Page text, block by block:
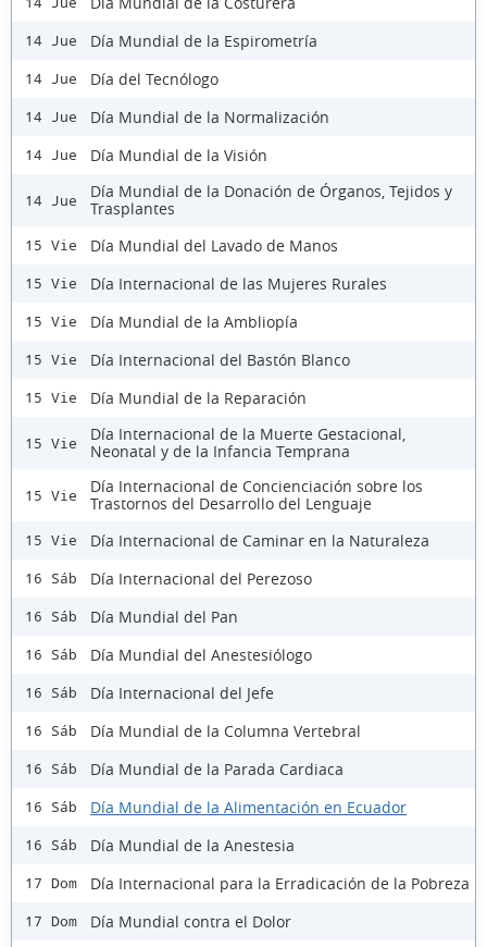
14 Jue Día Mundial de la Espirometría
14 Jue Día del Tecnólogo
14 Jue Día Mundial de la Normalización
14 Jue Día Mundial de la Visión
14 Jue
Día Mundial de la Donación de Órganos, Tejidos y
Trasplantes
15 Vie Día Mundial del Lavado de Manos
15 Vie Día Internacional de las Mujeres Rurales
15 Vie Día Mundial de la Ambliopía
15 Vie Día Internacional del Bastón Blanco
15 Vie Día Mundial de la Reparación
15 Vie
Día Internacional de la Muerte Gestacional,
Neonatal y de la Infancia Temprana
15 Vie
Día Internacional de Concienciación sobre los
Trastornos del Desarrollo del Lenguaje
15 Vie Día Internacional de Caminar en la Naturaleza
16 Sáb Día Internacional del Perezoso
16 Sáb Día Mundial del Pan
16 Sáb Día Mundial del Anestesiólogo
16 Sáb Día Internacional del Jefe
16 Sáb Día Mundial de la Columna Vertebral
16 Sáb Día Mundial de la Parada Cardiaca
16 Sáb Día Mundial de la Alimentación en Ecuador
16 Sáb Día Mundial de la Anestesia
17 Dom Día Internacional para la Erradicación de la Pobreza
17 Dom Día Mundial contra el Dolor